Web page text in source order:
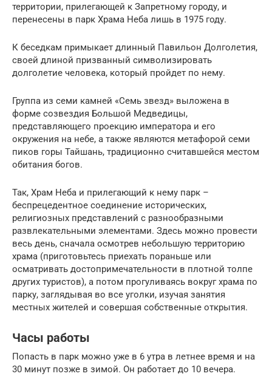
территории, прилегающей к Запретному городу, и
перенесены в парк Храма Неба лишь в 1975 году.
К беседкам примыкает длинный Павильон Долголетия,
своей длиной призванный символизировать
долголетие человека, который пройдет по нему.
Группа из семи камней «Семь звезд» выложена в
форме созвездия Большой Медведицы,
представляющего проекцию императора и его
окружения на небе, а также являются метафорой семи
пиков горы Тайшань, традиционно считавшейся местом
обитания богов.
Так, Храм Неба и прилегающий к нему парк –
беспрецедентное соединение исторических,
религиозных представлений с разнообразными
развлекательными элементами. Здесь можно провести
весь день, сначала осмотрев небольшую территорию
храма (приготовьтесь приехать пораньше или
осматривать достопримечательности в плотной толпе
других туристов), а потом прогуливаясь вокруг храма по
парку, заглядывая во все уголки, изучая занятия
местных жителей и совершая собственные открытия.
Часы работы
Попасть в парк можно уже в 6 утра в летнее время и на
30 минут позже в зимой. Он работает до 10 вечера.